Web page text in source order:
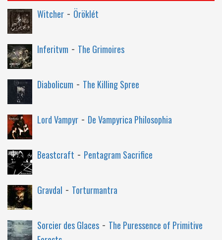
Witcher - Öröklét
Inferitvm - The Grimoires
Diabolicum - The Killing Spree
Lord Vampyr - De Vampyrica Philosophia
Beastcraft - Pentagram Sacrifice
Gravdal - Torturmantra
Sorcier des Glaces - The Puressence of Primitive